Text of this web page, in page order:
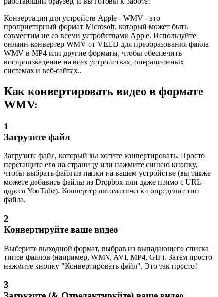
Конвертация для устройств Apple - WMV - это
проприетарный формат Microsoft, который может быть
совместим не со всеми устройствами Apple. Используйте
онлайн-конвертер WMV от VEED для преобразования файла
WMV в MP4 или другие форматы, чтобы обеспечить
воспроизведение на всех устройствах, операционных
системах и веб-сайтах..
Как конвертировать видео в формате
WMV:
1
Загрузите файл
Загрузите файл, который вы хотите конвертировать. Просто
перетащите его на страницу или нажмите синюю кнопку,
чтобы выбрать файл из папки на вашем устройстве (вы также
можете добавить файлы из Dropbox или даже прямо с URL-
адреса YouTube). Конвертер автоматически определит тип
файла.
2
Конвертируйте ваше видео
Выберите выходной формат, выбрав из выпадающего списка
типов файлов (например, WMV, AVI, MP4, GIF). Затем просто
нажмите кнопку "Конвертировать файл". Это так просто!
3